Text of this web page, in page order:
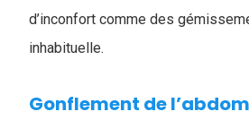
d’inconfort comme des
inhabituelle.
Gonflement de